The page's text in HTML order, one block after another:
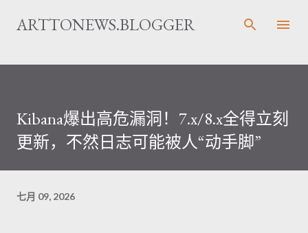
跳至主要内容
ARTTONEWS.BLOGGER
Kibana爆出高危漏洞！7.x/8.x全得立刻
更新，不然日志可能被人“动手脚”
七月 09, 2026